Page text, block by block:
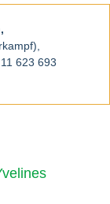
623 693